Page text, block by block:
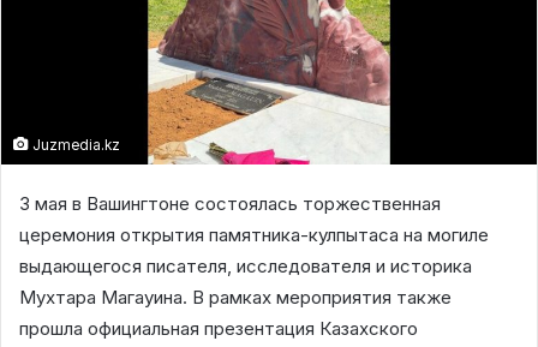
Juzmedia.kz
3 мая в Вашингтоне состоялась торжественная
церемония открытия памятника-кулпытаса на могиле
выдающегося писателя, исследователя и историка
Мухтара Магауина. В рамках мероприятия также
прошла официальная презентация Казахского